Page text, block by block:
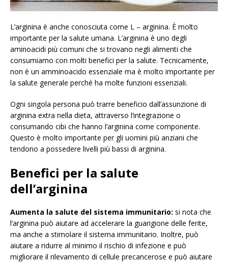
L’arginina è anche conosciuta come L – arginina. È molto
importante per la salute umana. L’arginina è uno degli
aminoacidi più comuni che si trovano negli alimenti che
consumiamo con molti benefici per la salute. Tecnicamente,
non è un amminoacido essenziale ma è molto importante per
la salute generale perché ha molte funzioni essenziali.
Ogni singola persona può trarre beneficio dall’assunzione di
arginina extra nella dieta, attraverso l’integrazione o
consumando cibi che hanno l’arginina come componente.
Questo è molto importante per gli uomini più anziani che
tendono a possedere livelli più bassi di arginina.
Benefici per la salute
dell’arginina
Aumenta la salute del sistema immunitario: si nota che
l’arginina può aiutare ad accelerare la guarigione delle ferite,
ma anche a stimolare il sistema immunitario. Inoltre, può
aiutare a ridurre al minimo il rischio di infezione e può
migliorare il rilevamento di cellule precancerose e può aiutare